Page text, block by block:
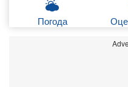
Погода